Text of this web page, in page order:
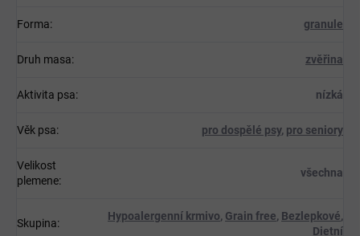
Forma: granule
Druh masa: zvěřina
Aktivita psa: nízká
Věk psa: pro dospělé psy, pro seniory
Velikost
plemene:
všechna
Skupina:
Hypoalergenní krmivo, Grain free, Bezlepkové,
Dietní